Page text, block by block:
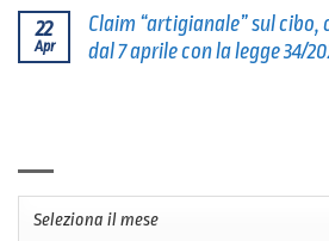
22
Apr
Claim “artigianale” sul cibo,
dal 7 aprile con la legge 34/
Archivi